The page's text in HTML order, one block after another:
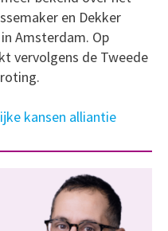
en Dekker
Amsterdam. Op
vervolgens de Tweede
kansen alliantie